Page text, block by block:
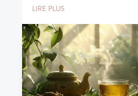
LIRE PLUS